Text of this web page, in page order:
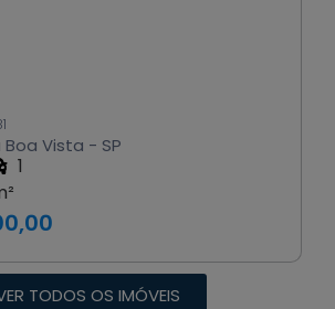
Vista - SP
1
TODOS OS IMÓVEIS